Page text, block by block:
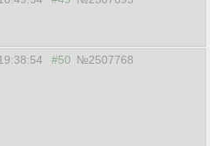
#50 №2507768